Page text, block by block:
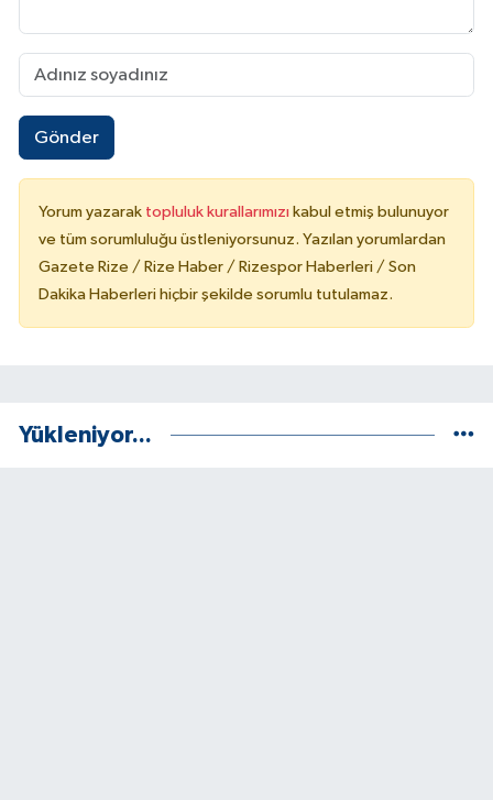
Gönder
Yorum yazarak topluluk kurallarımızı kabul etmiş bulunuyor
ve tüm sorumluluğu üstleniyorsunuz. Yazılan yorumlardan
Gazete Rize / Rize Haber / Rizespor Haberleri / Son
Dakika Haberleri hiçbir şekilde sorumlu tutulamaz.
Yükleniyor...